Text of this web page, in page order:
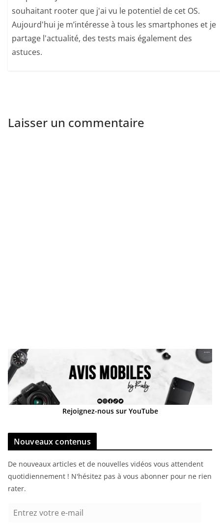
souhaitant rooter que j'ai vu le potentiel de cet OS.
Aujourd'hui je m’intéresse à tous les smartphones et je
partage l'actualité, des tests mais également des
astuces.
Laisser un commentaire
Rejoignez-nous sur YouTube
Nouveaux contenus
De nouveaux articles et de nouvelles vidéos vous attendent
quotidiennement ! N'hésitez pas à vous abonner pour ne rien
rater.